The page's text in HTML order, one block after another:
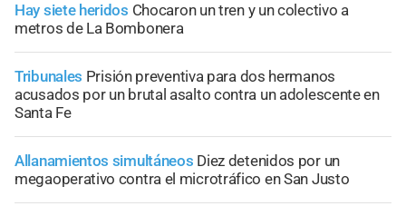
Hay siete heridos Chocaron un tren y un colectivo a
metros de La Bombonera
Tribunales Prisión preventiva para dos hermanos
acusados por un brutal asalto contra un adolescente en
Santa Fe
Allanamientos simultáneos Diez detenidos por un
megaoperativo contra el microtráfico en San Justo